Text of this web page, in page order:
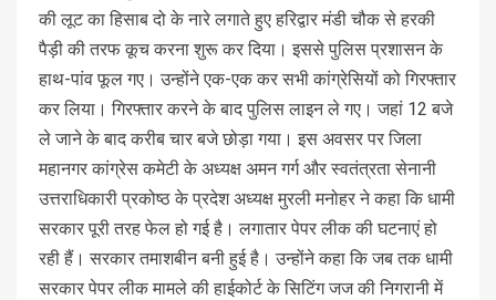
की लूट का हिसाब दो के नारे लगाते हुए हरिद्वार मंडी चौक से हरकी
पैड़ी की तरफ कूच करना शुरू कर दिया। इससे पुलिस प्रशासन के
हाथ-पांव फूल गए। उन्होंने एक-एक कर सभी कांग्रेसियों को गिरफ्तार
कर लिया। गिरफ्तार करने के बाद पुलिस लाइन ले गए। जहां 12 बजे
ले जाने के बाद करीब चार बजे छोड़ा गया। इस अवसर पर जिला
महानगर कांग्रेस कमेटी के अध्यक्ष अमन गर्ग और स्वतंत्रता सेनानी
उत्तराधिकारी प्रकोष्ठ के प्रदेश अध्यक्ष मुरली मनोहर ने कहा कि धामी
सरकार पूरी तरह फेल हो गई है। लगातार पेपर लीक की घटनाएं हो
रही हैं। सरकार तमाशबीन बनी हुई है। उन्होंने कहा कि जब तक धामी
सरकार पेपर लीक मामले की हाईकोर्ट के सिटिंग जज की निगरानी में